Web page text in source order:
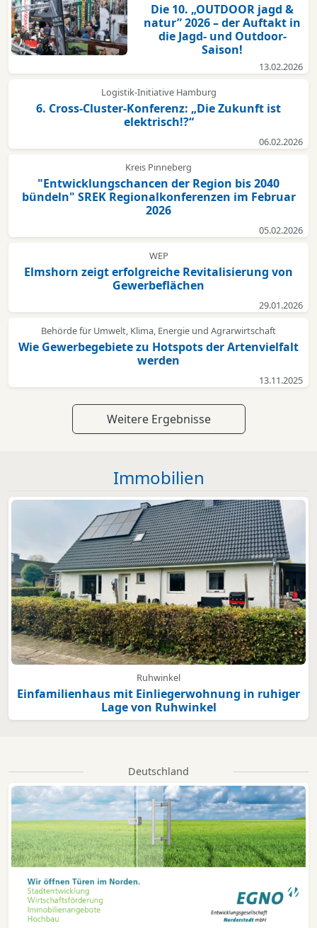
Die 10. „OUTDOOR jagd &
natur” 2026 – der Auftakt in
die Jagd- und Outdoor-
Saison!
13.02.2026
Logistik-Initiative Hamburg
6. Cross-Cluster-Konferenz: „Die Zukunft ist
elektrisch!?“
06.02.2026
Kreis Pinneberg
"Entwicklungschancen der Region bis 2040
bündeln" SREK Regionalkonferenzen im Februar
2026
05.02.2026
WEP
Elmshorn zeigt erfolgreiche Revitalisierung von
Gewerbeflächen
29.01.2026
Behörde für Umwelt, Klima, Energie und Agrarwirtschaft
Wie Gewerbegebiete zu Hotspots der Artenvielfalt
werden
13.11.2025
Weitere Ergebnisse
Immobilien
Ruhwinkel
Einfamilienhaus mit Einliegerwohnung in ruhiger
Lage von Ruhwinkel
Deutschland